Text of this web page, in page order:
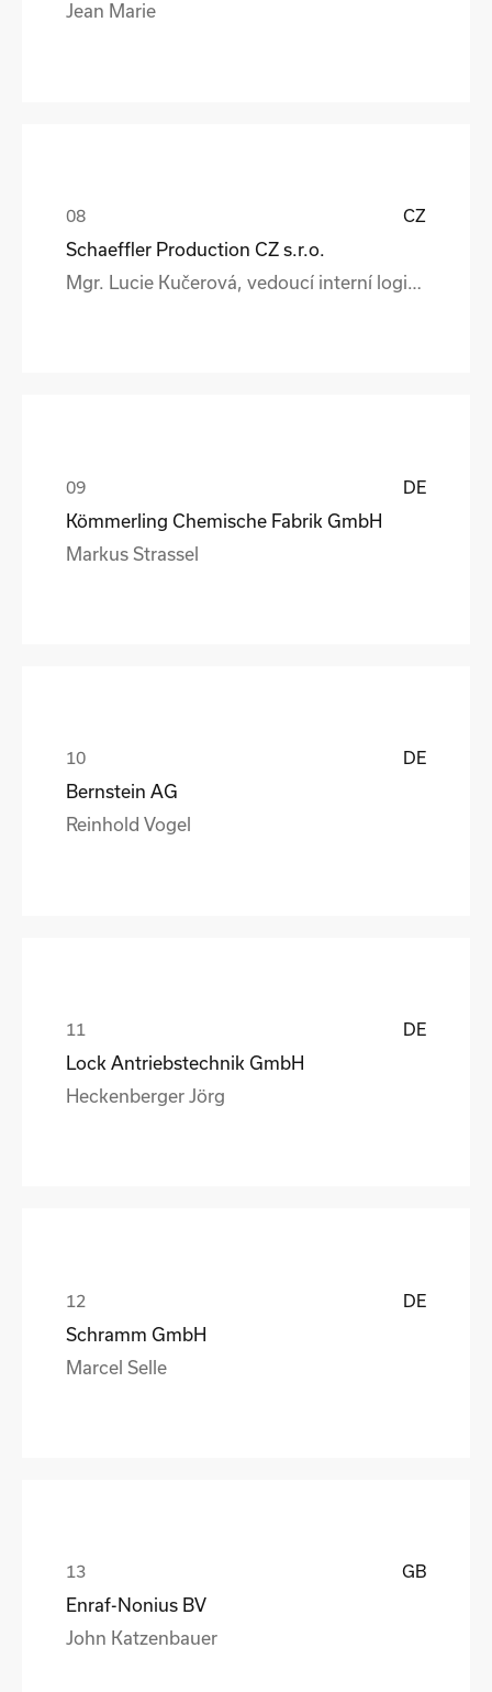
Jean Marie
CZ
Schaeffler Production CZ s.r.o.
DE
Kömmerling Chemische Fabrik GmbH
Markus Strassel
DE
Bernstein AG
Reinhold Vogel
DE
Lock Antriebstechnik GmbH
Heckenberger Jörg
DE
Schramm GmbH
Marcel Selle
GB
Enraf-Nonius BV
John Katzenbauer